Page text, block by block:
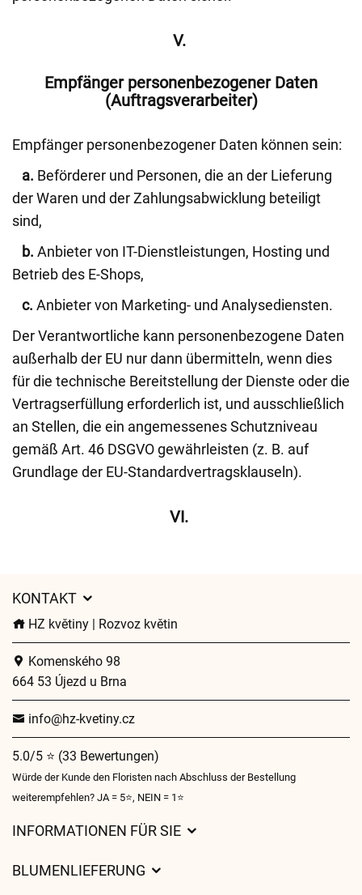
V.
Empfänger personenbezogener Daten
(Auftragsverarbeiter)
Empfänger personenbezogener Daten können sein:
a. Beförderer und Personen, die an der Lieferung
der Waren und der Zahlungsabwicklung beteiligt
sind,
b. Anbieter von IT-Dienstleistungen, Hosting und
Betrieb des E-Shops,
c. Anbieter von Marketing- und Analysediensten.
Der Verantwortliche kann personenbezogene Daten
außerhalb der EU nur dann übermitteln, wenn dies
für die technische Bereitstellung der Dienste oder die
Vertragserfüllung erforderlich ist, und ausschließlich
an Stellen, die ein angemessenes Schutzniveau
gemäß Art. 46 DSGVO gewährleisten (z. B. auf
Grundlage der EU-Standardvertragsklauseln).
VI.
KONTAKT
HZ květiny | Rozvoz květin
Komenského 98
664 53 Újezd u Brna
info@hz-kvetiny.cz
5.0/5 ⭐ (33 Bewertungen)
Würde der Kunde den Floristen nach Abschluss der Bestellung
weiterempfehlen? JA = 5⭐, NEIN = 1⭐
INFORMATIONEN FÜR SIE
BLUMENLIEFERUNG